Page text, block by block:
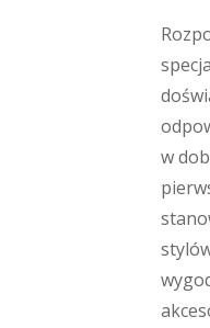
w